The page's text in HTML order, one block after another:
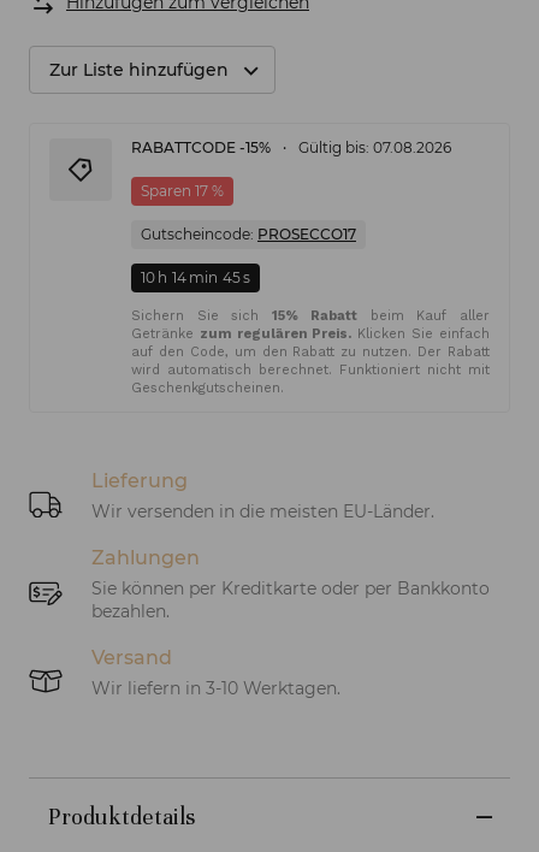
Zur Liste hinzufügen
RABATTCODE -15% Gültig bis: 07.08.2026
Sparen 17 %
Gutscheincode: PROSECCO17
10 h 14 min 45s
Sichern Sie sich15% Rabattbeim Kauf aller
Getränke zum regulären Preis. Klicken Sie einfach
auf den Code, um den Rabatt zu nutzen. Der Rabatt
wird automatisch berechnet. Funktioniert nicht mit
Geschenkgutscheinen.
Lieferung
Wir versenden in die meisten EU-Länder.
Zahlungen
Sie können per Kreditkarte oder per Bankkonto
bezahlen.
Versand
Wir liefern in 3-10 Werktagen.
Produktdetails